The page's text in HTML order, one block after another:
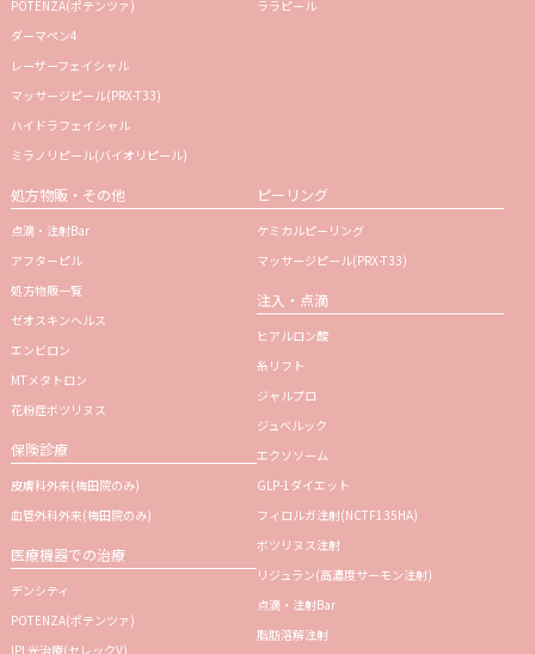
POTENZA(ポテンツァ)
ダーマペン4
レーザーフェイシャル
マッサージピール(PRX-T33)
ハイドラフェイシャル
ミラノリピール(バイオリピール)
ララピール
処方物販・その他
点滴・注射Bar
アフターピル
処方物販一覧
ゼオスキンヘルス
エンビロン
MTメタトロン
花粉症ボツリヌス
保険診療
皮膚科外来(梅田院のみ)
血管外科外来(梅田院のみ)
医療機器での治療
デンシティ
POTENZA(ポテンツァ)
IPL光治療(セレックV)
ピーリング
ケミカルピーリング
マッサージピール(PRX-T33)
注入・点滴
ヒアルロン酸
糸リフト
ジャルプロ
ジュベルック
エクソソーム
GLP-1ダイエット
フィロルガ注射(NCTF135HA)
ボツリヌス注射
リジュラン(高濃度サーモン注射)
点滴・注射Bar
脂肪溶解注射